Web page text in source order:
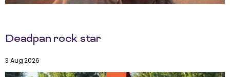
Deadpan rock star
3 Aug 2026